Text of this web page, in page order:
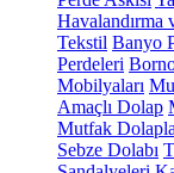
Havalandırma
Tekstil Banyo
Perdeleri
Mobilyaları
Amaçlı Dolap
Mutfak
Sebze Dolabı